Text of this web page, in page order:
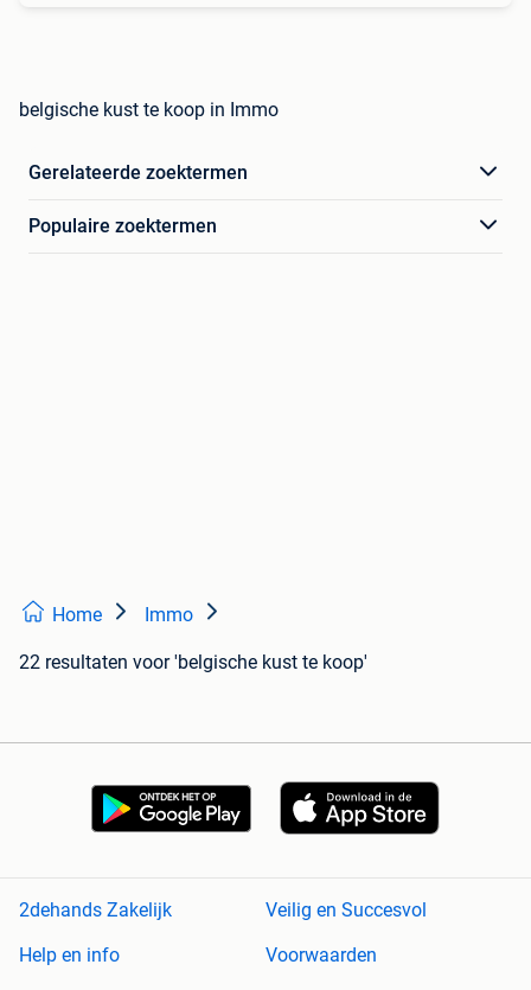
belgische kust te koop in Immo
Gerelateerde zoektermen
Populaire zoektermen
Home Immo
22 resultaten voor 'belgische kust te koop'
2dehands Zakelijk
Veilig en Succesvol
Help en info
Voorwaarden